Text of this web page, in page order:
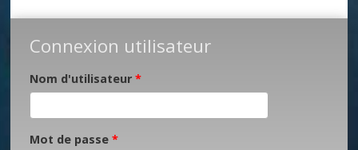
Connexion utilisateur
Nom d'utilisateur*
Mot de passe*